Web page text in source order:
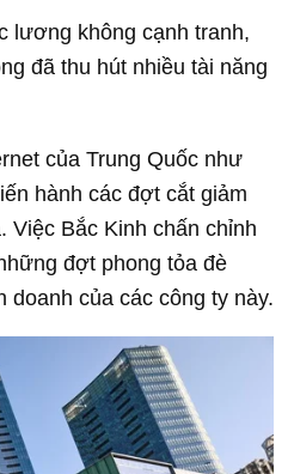
lương không cạnh tranh,
đã thu hút nhiều tài năng
của Trung Quốc như
hành các đợt cắt giảm
Việc Bắc Kinh chấn chỉnh
đợt phong tỏa đè
doanh của các công ty này.